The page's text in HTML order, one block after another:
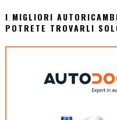
I MIGLIORI
POTRETE TROVARLI